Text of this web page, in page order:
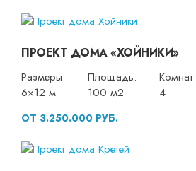
ПРОЕКТ ДОМА «ХОЙНИКИ»
Размеры:
6×12 м
Площадь:
100 м2
Комнат:
4
ОТ 3.250.000 РУБ.